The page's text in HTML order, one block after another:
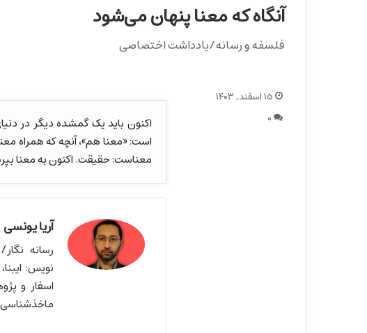
آنگاه که معنا پنهان می‌شود
فلسفه و رسانه/یادداشت اختصاصی
اکنون باید یک گمشده دیگر در
است: «معنا هم»، آنچه که همراه
معناست: حقیقت. اکنون به معنا
آریا یونسی
رسانه
نویس:
اسفار و
ماخذشناسی
۱۵ اسفند, ۱۴۰۳
۰